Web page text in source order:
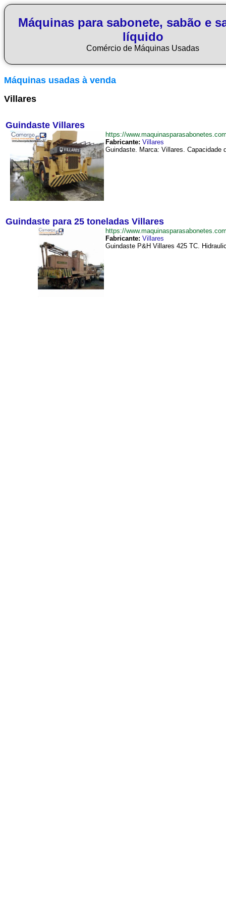
Máquinas para sabonete, sabão e
líquido
Comércio de Máquinas Usadas
Máquinas usadas à venda
Villares
Guindaste Villares
https://
Fabricante: Villares
Guindaste. Marca: Villares. Capacidade
Guindaste para 25 toneladas Villares
https://
Fabricante: Villares
Guindaste P&H Villares 425 TC.